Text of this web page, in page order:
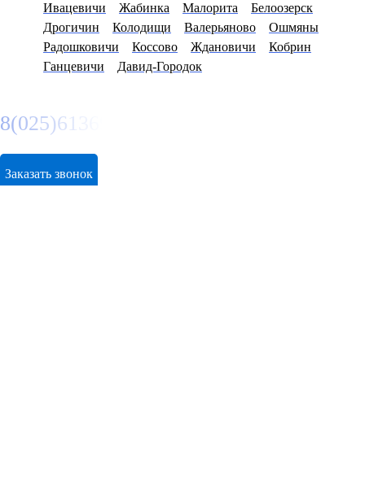
Ивацевичи
Жабинка Малорита
Белоозерск
Дрогичин
Колодищи Валерьяново
Ошмяны
Радошковичи
Коссово Ждановичи
Кобрин
Ганцевичи
Давид-Городок
8(025)6136974
Заказать звонок